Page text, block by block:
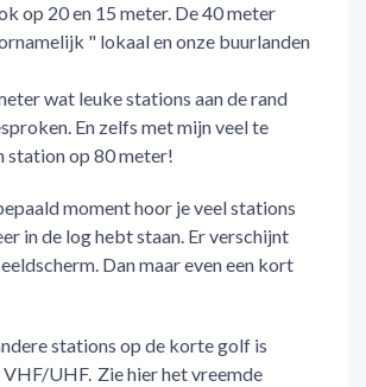
op 20 en 15 meter. De 40 meter
" lokaal en onze buurlanden
wat leuke stations aan de rand
En zelfs met mijn veel te
station op 80 meter!
moment hoor je veel stations
in de log hebt staan. Er verschijnt
Dan maar even een kort
stations op de korte golf is
VHF/UHF. Zie hier het vreemde